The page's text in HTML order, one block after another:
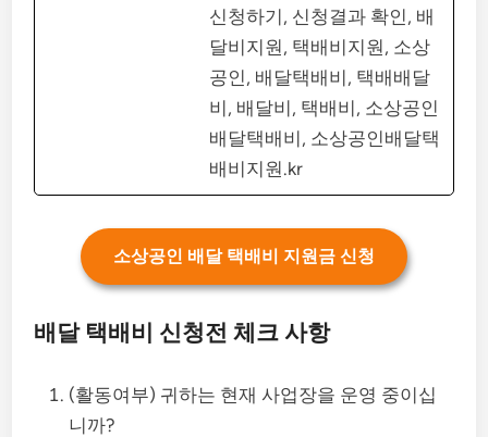
신청하기, 신청결과 확인, 배
달비지원, 택배비지원, 소상
공인, 배달택배비, 택배배달
비, 배달비, 택배비, 소상공인
배달택배비, 소상공인배달택
배비지원.kr
소상공인 배달 택배비 지원금 신청
배달 택배비 신청전 체크 사항
(활동여부) 귀하는 현재 사업장을 운영 중이십
니까?